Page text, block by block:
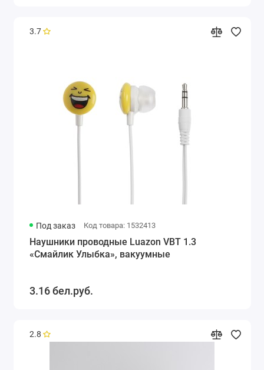
3.7
Под заказ Код товара: 1532413
Наушники проводные Luazon VBT 1.3
«Смайлик Улыбка», вакуумные
3.16 бел.руб.
2.8